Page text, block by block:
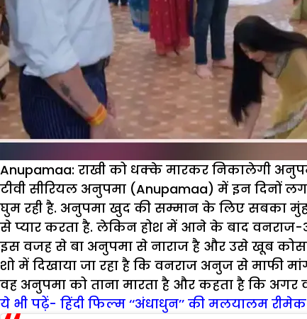
Anupamaa: राखी को धक्के मारकर निकालेगी
टीवी सीरियल अनुपमा (Anupamaa) में इन दिनों
घुम रही है. अनुपमा खुद की सम्मान के लिए सबका
से प्यार करता है. लेकिन होश में आने के बाद वनराज-
इस वजह से बा अनुपमा से नाराज है और उसे खूब
शो में दिखाया जा रहा है कि वनराज अनुज से माफी
वह अनुपमा को ताना मारता है और कहता है कि अगर
ये भी पढ़ें- हिंदी फिल्म ‘‘अंधाधुन’’ की मलयालम रीमेक